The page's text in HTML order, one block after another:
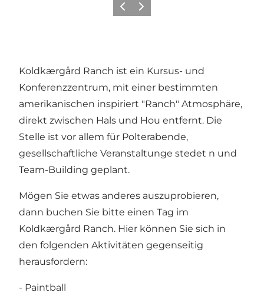
ZurückWeiter
Koldkærgård Ranch ist ein Kursus- und
Konferenzzentrum, mit einer bestimmten
amerikanischen inspiriert "Ranch" Atmosphäre,
direkt zwischen Hals und Hou entfernt. Die
Stelle ist vor allem für Polterabende,
gesellschaftliche Veranstaltunge stedet n und
Team-Building geplant.
Mögen Sie etwas anderes auszuprobieren,
dann buchen Sie bitte einen Tag im
Koldkærgård Ranch. Hier können Sie sich in
den folgenden Aktivitäten gegenseitig
herausfordern:
- Paintball